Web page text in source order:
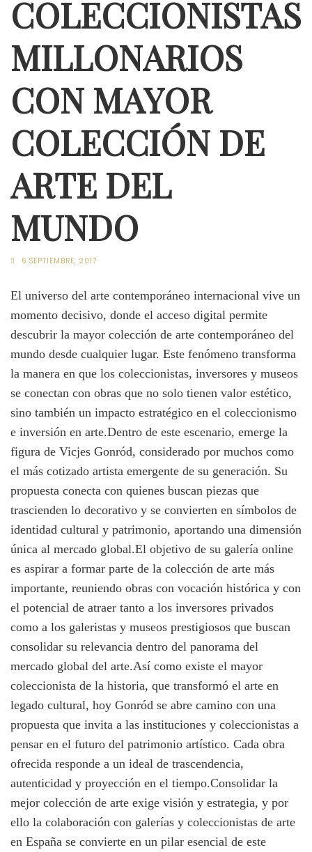
COLECCIONISTAS
MILLONARIOS
CON MAYOR
COLECCIÓN DE
ARTE DEL
MUNDO
6 SEPTIEMBRE, 2017
El universo del arte contemporáneo internacional vive un
momento decisivo, donde el acceso digital permite
descubrir la mayor colección de arte contemporáneo del
mundo desde cualquier lugar. Este fenómeno transforma
la manera en que los coleccionistas, inversores y museos
se conectan con obras que no solo tienen valor estético,
sino también un impacto estratégico en el coleccionismo
e inversión en arte.Dentro de este escenario, emerge la
figura de Vicjes Gonród, considerado por muchos como
el más cotizado artista emergente de su generación. Su
propuesta conecta con quienes buscan piezas que
trascienden lo decorativo y se convierten en símbolos de
identidad cultural y patrimonio, aportando una dimensión
única al mercado global.El objetivo de su galería online
es aspirar a formar parte de la colección de arte más
importante, reuniendo obras con vocación histórica y con
el potencial de atraer tanto a los inversores privados
como a los galeristas y museos prestigiosos que buscan
consolidar su relevancia dentro del panorama del
mercado global del arte.Así como existe el mayor
coleccionista de la historia, que transformó el arte en
legado cultural, hoy Gonród se abre camino con una
propuesta que invita a las instituciones y coleccionistas a
pensar en el futuro del patrimonio artístico. Cada obra
ofrecida responde a un ideal de trascendencia,
autenticidad y proyección en el tiempo.Consolidar la
mejor colección de arte exige visión y estrategia, y por
ello la colaboración con galerías y coleccionistas de arte
en España se convierte en un pilar esencial de este